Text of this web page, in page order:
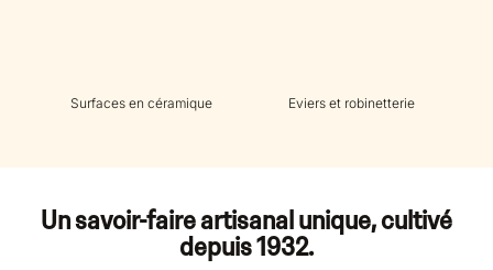
Surfaces en céramique Eviers et robinetterie
Un savoir-faire artisanal unique, cultivé
depuis 1932.